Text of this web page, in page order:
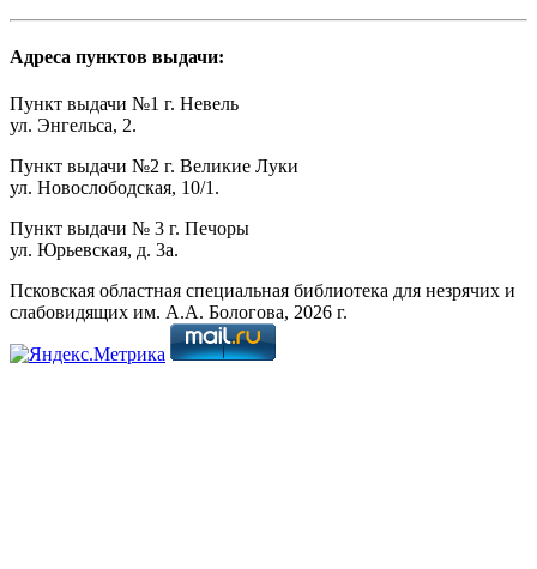
Адреса пунктов выдачи:
Пункт выдачи №1 г. Невель
ул. Энгельса, 2.
Пункт выдачи №2 г. Великие Луки
ул. Новослободская, 10/1.
Пункт выдачи № 3 г. Печоры
ул. Юрьевская, д. 3а.
Псковская областная специальная библиотека для незрячих и
слабовидящих им. А.А. Бологова, 2026 г.